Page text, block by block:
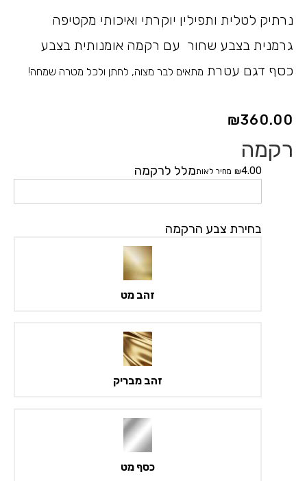
נרתיק לטלית ותפילין יוקרתי ואיכותי מקטיפה
גרמנית בצבע שחור עם רקמה אומנותית בצבע
כסף דגם עטרת מתאים לבר מצוה, לחתן ולכל מטרה שמחה!
₪360.00
רקמה
מלל לרקמה ₪4.00 מחיר לאות
בחירת צבע הרקמה
זהב מט
זהב מבריק
כסף מט
כמות